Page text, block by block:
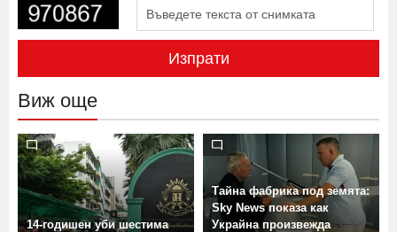
Изпрати
Виж още
14-годишен уби шестима
Тайна фабрика под земята:
Sky News показа как
Украйна произвежда